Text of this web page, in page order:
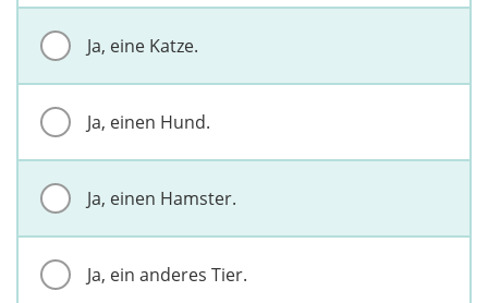
Ja, eine Katze.
Ja, einen Hund.
Ja, einen Hamster.
Ja, ein anderes Tier.